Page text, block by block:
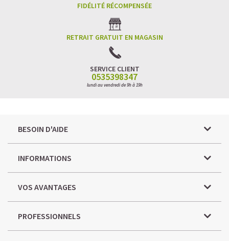
FIDÉLITÉ RÉCOMPENSÉE
RETRAIT GRATUIT EN MAGASIN
SERVICE CLIENT
0535398347
lundi au vendredi de 9h à 19h
BESOIN D'AIDE
INFORMATIONS
VOS AVANTAGES
PROFESSIONNELS